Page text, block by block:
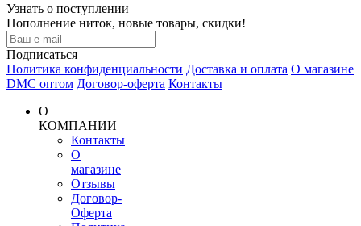
Узнать о поступлении
Пополнение ниток, новые товары, скидки!
Подписаться
Политика конфиденциальности Доставка и оплата О магазине
DMC оптом Договор-оферта Контакты
О
КОМПАНИИ
Контакты
О
магазине
Отзывы
Договор-
Оферта